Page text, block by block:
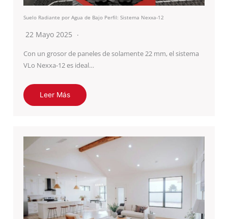
Suelo Radiante por Agua de Bajo Perfil: Sistema Nexxa-12
22 Mayo 2025
Con un grosor de paneles de solamente 22 mm, el sistema
VLo Nexxa-12 es ideal…
Leer Más